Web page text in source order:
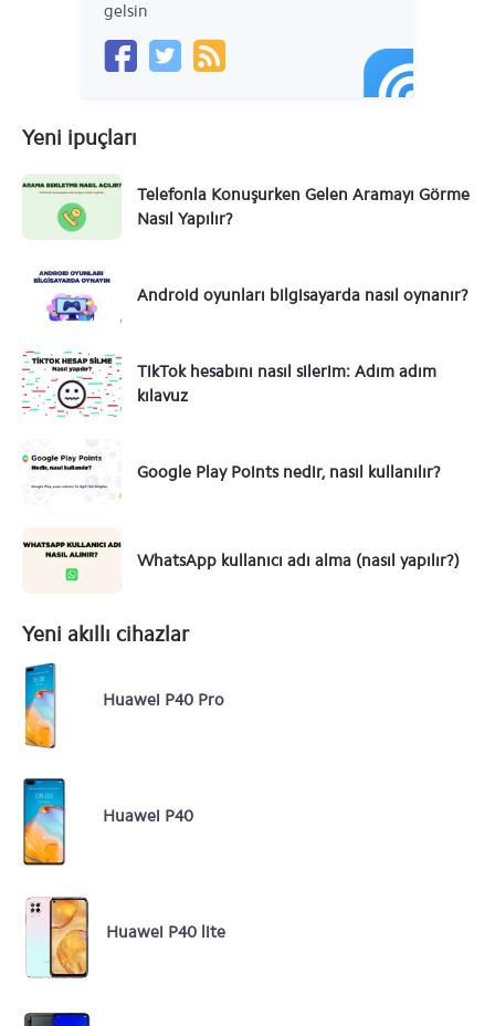
gelsin
Yeni ipuçları
Telefonla Konuşurken Gelen Aramayı Görme
Nasıl Yapılır?
Android oyunları bilgisayarda nasıl oynanır?
TikTok hesabını nasıl silerim: Adım adım
kılavuz
Google Play Points nedir, nasıl kullanılır?
WhatsApp kullanıcı adı alma (nasıl yapılır?)
Yeni akıllı cihazlar
Huawei P40 Pro
Huawei P40
Huawei P40 lite